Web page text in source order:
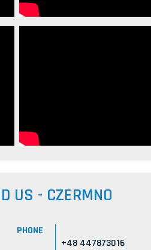
US - CZERMNO
PHONE
+48 447873016